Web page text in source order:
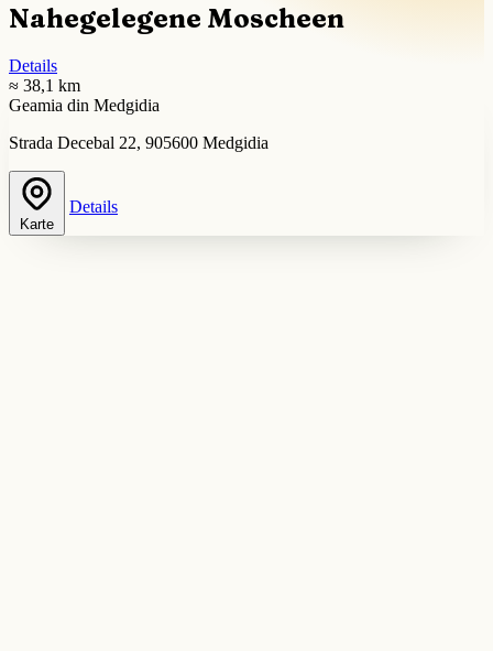
Nahegelegene Moscheen
Details
≈ 38,1 km
Geamia din Medgidia
Strada Decebal 22, 905600 Medgidia
Karte
Details